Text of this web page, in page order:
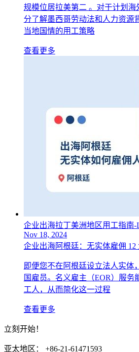
规模位居拉美第二 。对于计划
分了解墨西哥劳动法和人力资源
当地国情的用工策略
查看更多
企业出海拉丁美洲地区用工指南
Nov 18, 2024
企业出海阿根廷：无实体雇佣 12
即便您不在阿根廷设立法人实体
国雇员。名义雇主（EOR）服务
工人，从而简化这一过程
查看更多
立刻开始！
亚太地区： +86-21-61471593